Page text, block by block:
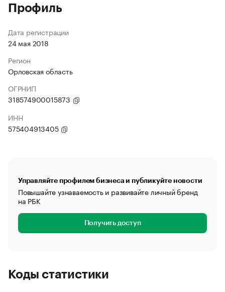
Профиль
Дата регистрации
24 мая 2018
Регион
Орловская область
ОГРНИП
318574900015873
ИНН
575404913405
Управляйте профилем бизнеса и публикуйте новости
Повышайте узнаваемость и развивайте личный бренд
на РБК
Получить доступ
Коды статистики